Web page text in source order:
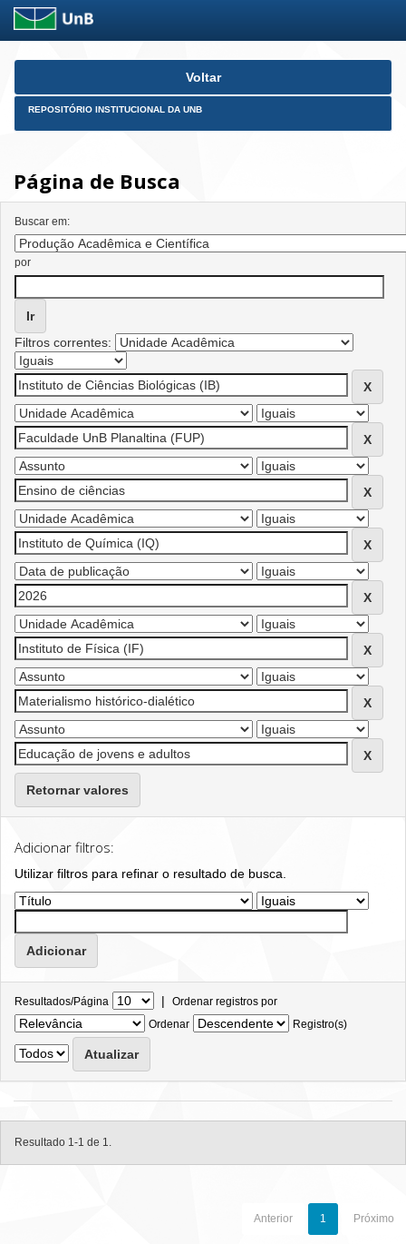
Skip
Voltar
REPOSITÓRIO INSTITUCIONAL DA UNB
Página de Busca
Buscar em:
por
Filtros correntes:
Retornar valores
Adicionar filtros:
Utilizar filtros para refinar o resultado de busca.
Resultados/Página | Ordenar registros por
Ordenar
Registro(s)
Resultado 1-1 de 1.
Anterior 1 Próximo